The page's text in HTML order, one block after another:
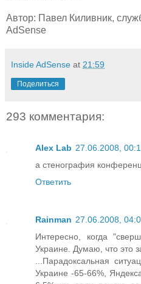
Автор: Павел Киливник,
AdSense
Inside AdSense at 21:59
Поделиться
293 комментария:
Alex Lab 27.06.2008,
а стенография
Ответить
Rainman 27.06.2008,
Интересно, когда
Украине. Думаю, что это
...Парадоксальная
Украине -65-66%,